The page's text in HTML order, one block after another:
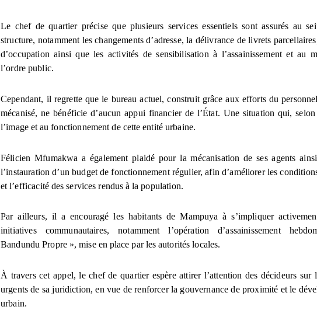
Le chef de quartier précise que plusieurs services essentiels sont assurés au
structure, notamment les changements d’adresse, la délivrance de livrets
d’occupation ainsi que les activités de sensibilisation à l’assainissement et au
l’ordre public.
Cependant, il regrette que le bureau actuel, construit grâce aux efforts du
mécanisé, ne bénéficie d’aucun appui financier de l’État. Une situation qui,
l’image et au fonctionnement de cette entité urbaine.
Félicien Mfumakwa a également plaidé pour la mécanisation de ses agents
l’instauration d’un budget de fonctionnement régulier, afin d’améliorer les
et l’efficacité des services rendus à la population.
Par ailleurs, il a encouragé les habitants de Mampuya à s’impliquer
initiatives communautaires, notamment l’opération d’assainissement
Bandundu Propre », mise en place par les autorités locales.
À travers cet appel, le chef de quartier espère attirer l’attention des décideurs sur
urgents de sa juridiction, en vue de renforcer la gouvernance de proximité et le
urbain.